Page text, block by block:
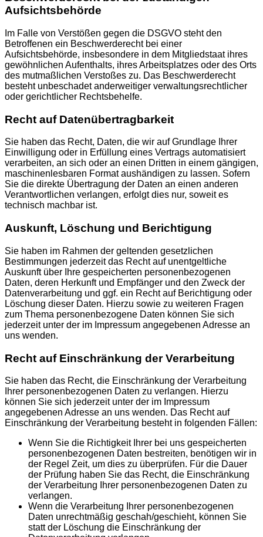
Aufsichts­behörde
Im Falle von Verstößen gegen die DSGVO steht den
Betroffenen ein Beschwerderecht bei einer
Aufsichtsbehörde, insbesondere in dem Mitgliedstaat ihres
gewöhnlichen Aufenthalts, ihres Arbeitsplatzes oder des Orts
des mutmaßlichen Verstoßes zu. Das Beschwerderecht
besteht unbeschadet anderweitiger verwaltungsrechtlicher
oder gerichtlicher Rechtsbehelfe.
Recht auf Daten­übertrag­barkeit
Sie haben das Recht, Daten, die wir auf Grundlage Ihrer
Einwilligung oder in Erfüllung eines Vertrags automatisiert
verarbeiten, an sich oder an einen Dritten in einem gängigen,
maschinenlesbaren Format aushändigen zu lassen. Sofern
Sie die direkte Übertragung der Daten an einen anderen
Verantwortlichen verlangen, erfolgt dies nur, soweit es
technisch machbar ist.
Auskunft, Löschung und Berichtigung
Sie haben im Rahmen der geltenden gesetzlichen
Bestimmungen jederzeit das Recht auf unentgeltliche
Auskunft über Ihre gespeicherten personenbezogenen
Daten, deren Herkunft und Empfänger und den Zweck der
Datenverarbeitung und ggf. ein Recht auf Berichtigung oder
Löschung dieser Daten. Hierzu sowie zu weiteren Fragen
zum Thema personenbezogene Daten können Sie sich
jederzeit unter der im Impressum angegebenen Adresse an
uns wenden.
Recht auf Einschränkung der Verarbeitung
Sie haben das Recht, die Einschränkung der Verarbeitung
Ihrer personenbezogenen Daten zu verlangen. Hierzu
können Sie sich jederzeit unter der im Impressum
angegebenen Adresse an uns wenden. Das Recht auf
Einschränkung der Verarbeitung besteht in folgenden Fällen:
Wenn Sie die Richtigkeit Ihrer bei uns gespeicherten
personenbezogenen Daten bestreiten, benötigen wir in
der Regel Zeit, um dies zu überprüfen. Für die Dauer
der Prüfung haben Sie das Recht, die Einschränkung
der Verarbeitung Ihrer personenbezogenen Daten zu
verlangen.
Wenn die Verarbeitung Ihrer personenbezogenen
Daten unrechtmäßig geschah/geschieht, können Sie
statt der Löschung die Einschränkung der